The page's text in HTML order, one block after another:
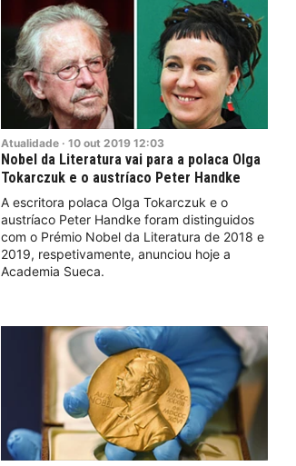
Atualidade · 10 out 2019 12:03
Nobel da Literatura vai para a polaca Olga
Tokarczuk e o austríaco Peter Handke
A escritora polaca Olga Tokarczuk e o
austríaco Peter Handke foram distinguidos
com o Prémio Nobel da Literatura de 2018 e
2019, respetivamente, anunciou hoje a
Academia Sueca.